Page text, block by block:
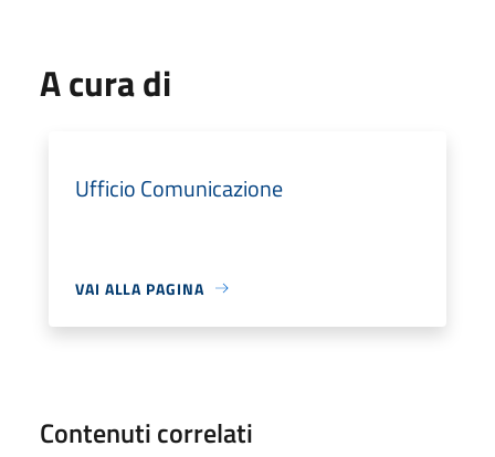
A cura di
Ufficio Comunicazione
VAI ALLA PAGINA
Contenuti correlati